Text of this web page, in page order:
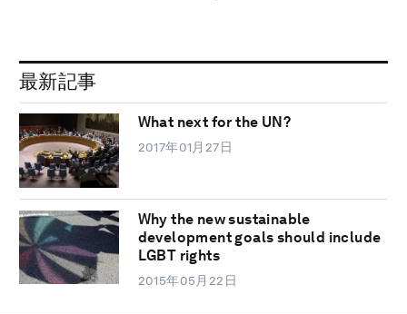
最新記事
What next for the UN?
2017年01月27日
Why the new sustainable
development goals should include
LGBT rights
2015年05月22日